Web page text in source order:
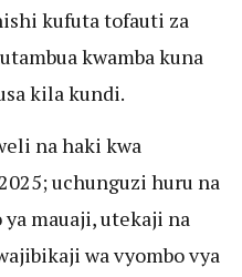
kufuta tofauti za
kwamba kuna
kila kundi.
na haki kwa
uchunguzi huru na
mauaji, utekaji na
wa vyombo vya